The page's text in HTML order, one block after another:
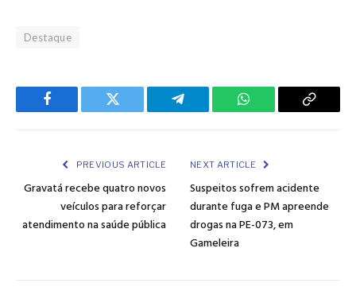
Destaque
Facebook Twitter Telegram WhatsApp Copy
PREVIOUS ARTICLE
Gravatá recebe quatro novos
veículos para reforçar
atendimento na saúde pública
NEXT ARTICLE
Suspeitos sofrem acidente
durante fuga e PM apreende
drogas na PE-073, em
Gameleira